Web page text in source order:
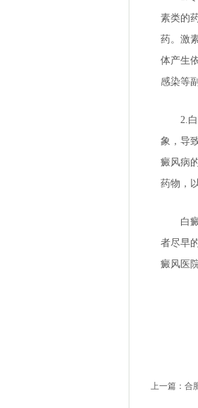
素类的
药。激
体产生
感染等
2.白癜
象，导
癜风病
药物，
白癜
者尽早
癜风医
上一篇： 合